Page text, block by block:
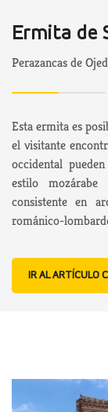
Ermita de
Perazancas de
Esta ermita es
el visitante
occidental
estilo
consistente en
románico-
IR AL ARTÍCULO